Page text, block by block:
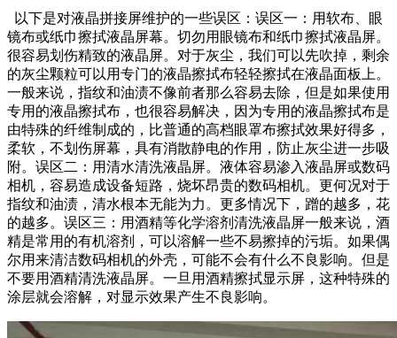
以下是对液晶拼接屏维护的一些误区：误区一：用软布、眼
镜布或纸巾擦拭液晶屏幕。切勿用眼镜布和纸巾擦拭液晶屏。
很容易划伤精致的液晶屏。对于灰尘，我们可以先吹掉，剩余
的灰尘颗粒可以用专门的液晶擦拭布轻轻擦拭在液晶面板上。
一般来说，指纹和油渍不像前者那么容易去除，但是如果使用
专用的液晶擦拭布，也很容易解决，因为专用的液晶擦拭布是
由特殊的纤维制成的，比普通的高档眼罩布擦拭效果好得多，
柔软，不划伤屏幕，具有消散静电的作用，防止灰尘进一步吸
附。误区二：用清水清洗液晶屏。液体容易渗入液晶屏或数码
相机，容易造成设备短路，烧坏昂贵的数码相机。更何况对于
指纹和油渍，清水根本无能为力。更多情况下，蹭的越多，花
的越多。误区三：用酒精等化学溶剂清洗液晶屏一般来说，酒
精是常用的有机溶剂，可以溶解一些不易擦掉的污垢。如果偶
尔用来清洁数码相机的外壳，可能不会有什么不良影响。但是
不要用酒精清洗液晶屏。一旦用酒精擦拭显示屏，这种特殊的
涂层就会溶解，对显示效果产生不良影响。